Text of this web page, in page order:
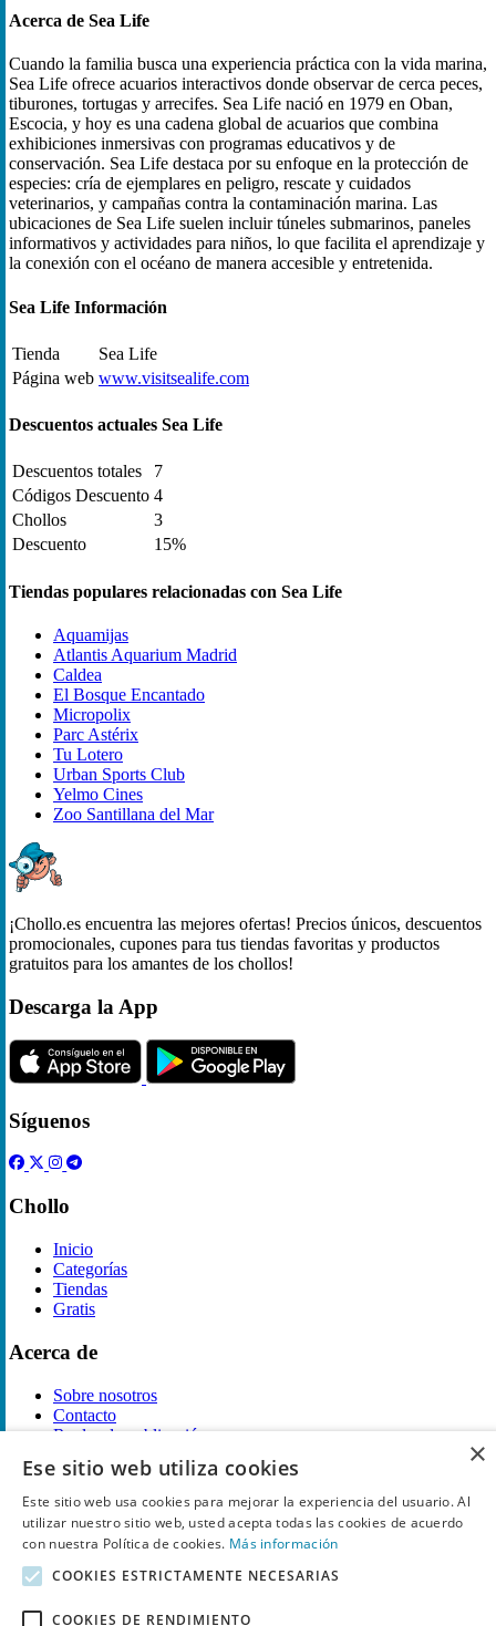
Acerca de Sea Life
Cuando la familia busca una experiencia práctica con la vida marina,
Sea Life ofrece acuarios interactivos donde observar de cerca peces,
tiburones, tortugas y arrecifes. Sea Life nació en 1979 en Oban,
Escocia, y hoy es una cadena global de acuarios que combina
exhibiciones inmersivas con programas educativos y de
conservación. Sea Life destaca por su enfoque en la protección de
especies: cría de ejemplares en peligro, rescate y cuidados
veterinarios, y campañas contra la contaminación marina. Las
ubicaciones de Sea Life suelen incluir túneles submarinos, paneles
informativos y actividades para niños, lo que facilita el aprendizaje y
la conexión con el océano de manera accesible y entretenida.
Sea Life Información
Tienda
Sea Life
Página web www.visitsealife.com
Descuentos actuales Sea Life
Descuentos totales
7
Códigos Descuento 4
Chollos
3
Descuento
15%
Tiendas populares relacionadas con Sea Life
Aquamijas
Atlantis Aquarium Madrid
Caldea
El Bosque Encantado
Micropolix
Parc Astérix
Tu Lotero
Urban Sports Club
Yelmo Cines
Zoo Santillana del Mar
¡Chollo.es encuentra las mejores ofertas! Precios únicos, descuentos
promocionales, cupones para tus tiendas favoritas y productos
gratuitos para los amantes de los chollos!
Descarga la App
Síguenos
Chollo
Inicio
Categorías
Tiendas
Gratis
Acerca de
Sobre nosotros
Contacto
Reglas de publicación
Información legal
Privacidad
Declaración de cookies
Descargo de Responsabilidad
×
Ese sitio web utiliza cookies
Este sitio web usa cookies para mejorar la experiencia del usuario. Al
utilizar nuestro sitio web, usted acepta todas las cookies de acuerdo
con nuestra Política de cookies. Más información
COOKIES ESTRICTAMENTE NECESARIAS
COOKIES DE RENDIMIENTO